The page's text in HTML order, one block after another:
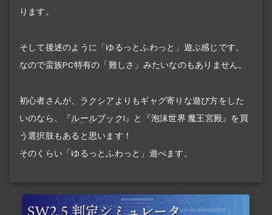
ります。
そして後述のように「ゆるっとふわっと」遊ぶ感じです。
なので蛮族PC特有の「難しさ」みたいなのもありません。
初心者さんが、 ラクシア よりもギャグ寄りな遊び方をした
いのなら、『ルールブックI』と『泡沫世界 魔王宮殿』を買
う選択肢もあると思います！
そのくらい「ゆるっとふわっと」遊べます。